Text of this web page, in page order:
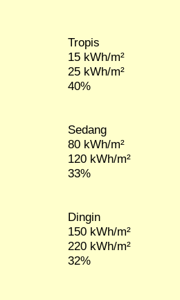
Tropis
15 kWh/m²
25 kWh/m²
40%
Sedang
80 kWh/m²
120 kWh/m²
33%
Dingin
150 kWh/m²
220 kWh/m²
32%